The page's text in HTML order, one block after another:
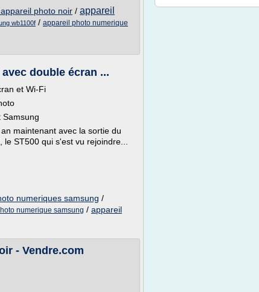
photo noir / appareil
wb1100f / appareil photo numerique
double écran ...
et Wi-Fi
Samsung
maintenant avec la sortie du
ST500 qui s'est vu rejoindre...
numeriques samsung /
numerique samsung / appareil
- Vendre.com